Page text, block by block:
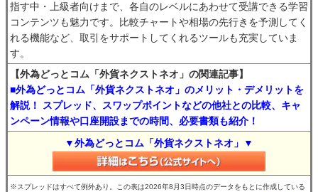
指す中・上級者向けまで、各自のレベルにあわせて受講できる学習
コンテンツも魅力です。比較チャートや相場の先行きを予測してく
れる機能など、取引をサポートしてくれるツールも充実していま
す。
【外為どっとコム「外貨ネクストネオ」の関連記事】
■外為どっとコム「外貨ネクストネオ」のメリット・デメリットを
解説！ スプレッド、スワップポイントなどの他社との比較、キャ
ンペーン情報や口座開設までの時間、必要書類も紹介！
▼外為どっとコム「外貨ネクストネオ」▼
※スプレッドはすべて例外あり。この表は2026年8月3日時点のデータをもとに作成している